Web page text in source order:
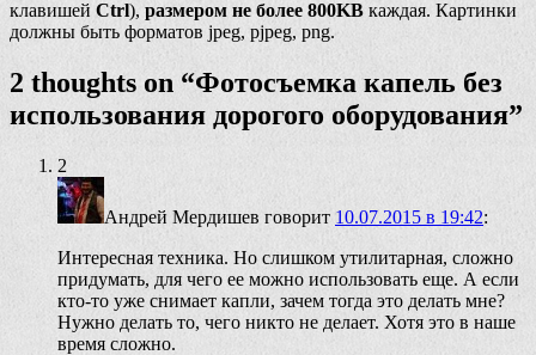
клавишей Ctrl), размером не более 800KB каждая. Картинки
должны быть форматов jpeg, pjpeg, png.
2 thoughts on “Фотосъемка капель без
использования дорогого оборудования”
2
Андрей Мердишев говорит 10.07.2015 в 19:42:
Интересная техника. Но слишком утилитарная, сложно
придумать, для чего ее можно использовать еще. А если
кто-то уже снимает капли, зачем тогда это делать мне?
Нужно делать то, чего никто не делает. Хотя это в наше
время сложно.